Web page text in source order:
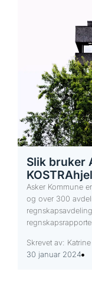
Slik bruker
Asker Kommune
og over 300
Skrevet av:
30 januar 2024